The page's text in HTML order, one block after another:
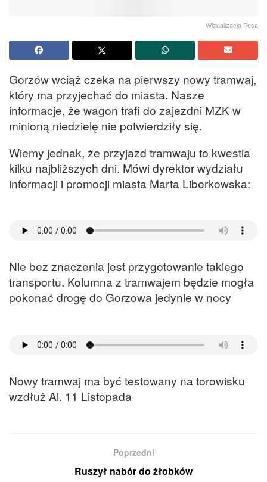
Wizualizacja Pesa
Gorzów wciąż czeka na pierwszy nowy tramwaj,
który ma przyjechać do miasta. Nasze
informacje, że wagon trafi do zajezdni MZK w
minioną niedzielę nie potwierdziły się.
Wiemy jednak, że przyjazd tramwaju to kwestia
kilku najbliższych dni. Mówi dyrektor wydziału
informacji i promocji miasta Marta Liberkowska:
Nie bez znaczenia jest przygotowanie takiego
transportu. Kolumna z tramwajem będzie mogła
pokonać drogę do Gorzowa jedynie w nocy
Nowy tramwaj ma być testowany na torowisku
wzdłuż Al. 11 Listopada
Poprzedni
Ruszył nabór do żłobków